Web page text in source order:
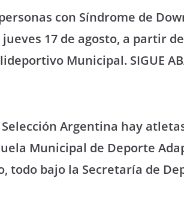
con Síndrome de
17 de agosto, a partir
Municipal. SIGUE
Argentina hay
Municipal de Deporte
todo bajo la Secretaría de